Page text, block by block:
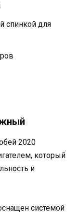
спинкой для
2020
который
и
системой